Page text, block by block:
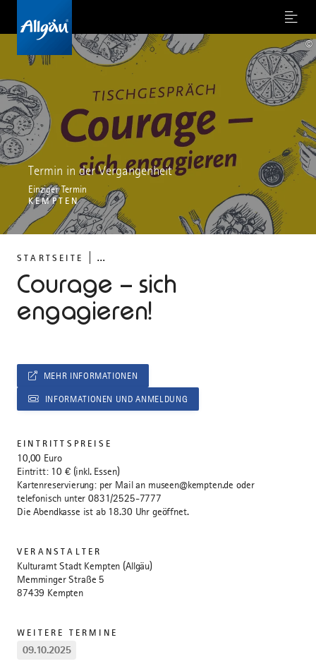
Menu
STARTSEITE ...
Courage – sich
engagieren!
Termin in der Vergangenheit
Einziger Termin
KEMPTEN
©
MEHR INFORMATIONEN
INFORMATIONEN UND ANMELDUNG
EINTRITTSPREISE
10,00 Euro
Eintritt: 10 € (inkl. Essen)
Kartenreservierung: per Mail an museen@kempten.de oder
telefonisch unter 0831/2525-7777
Die Abendkasse ist ab 18.30 Uhr geöffnet.
VERANSTALTER
Kulturamt Stadt Kempten (Allgäu)
Memminger Straße 5
87439 Kempten
WEITERE TERMINE
09.10.2025